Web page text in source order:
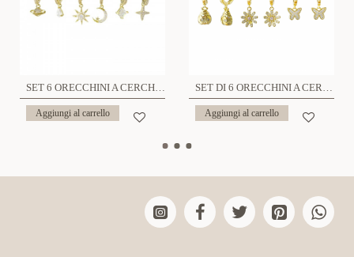
SET 6 ORECCHINI A CERCHIO - YK22618108D13
Aggiungi al carrello
SET DI 6 ORECCHINI A CERCHIO - YK22618108D19
Aggiungi al carrello